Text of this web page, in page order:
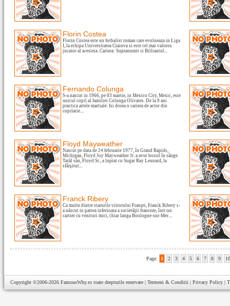
Florin Costea
Florin Costea este un fotbalist roman care evolueaza in Liga
I, la echipa Universitatea Craiova si este cel mai valoros
jucator al acesteia. Cariera: Supranumit si Briliantul...
Fernando Colunga
S-a nascut in 1966, pe 03 martie, in Mexico City, Mexic, este
unicul copil al familiei Colunga Olivares. De la 9 ani
practica artele martiale. Isi dorea o cariera de actor din
copilarie....
Floyd Mayweather
Nascut pe data de 24 februarie 1977, în Grand Rapids,
Michigan, Floyd Joy Mayweather Jr. a avut boxul în sânge.
Tatăl său, Floyd Sr., a luptat cu Sugar Ray Leunard, la
sfârşitul...
Franck Ribery
Ca multe dintre starurile viitorului Franţei, Franck Ribery s-
a născut in partea inferioara a societăţii franceze, într-un
cartier cu venituri mici, chiar langa Boulogne-sur-Mer....
Page: 1 2 3 4 5 6 7 8 9 10
Copyright ©2006-2026 FamousWhy.ro toate drepturile rezervate | Termeni & Conditii | Privacy Policy |